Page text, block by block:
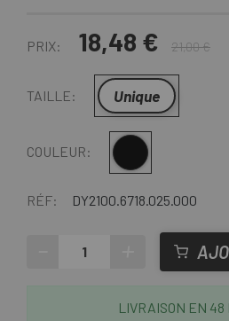
PRIX: 18,48 € 21,00 €
TAILLE: Unique
COULEUR: Multi
RÉF: DY2100.6718.025.000
LIVRAISON EN 48